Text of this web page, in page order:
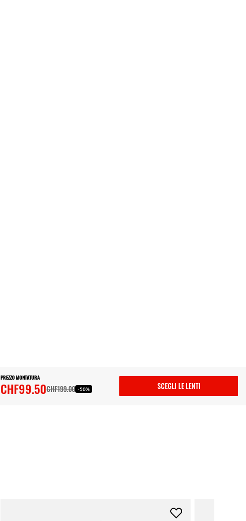
PREZZO MONTATURA
CHF99.50CHF199.00 -50% SCEGLI LE LENTI